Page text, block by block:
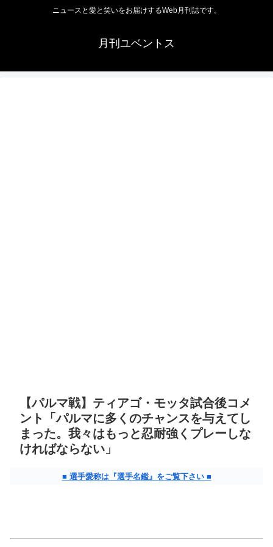
ニュースと愛と笑いをお届けするWeb月刊誌です。
月刊ユベントス
【パルマ戦】ティアゴ・モッタ試合後コメ
ント「パルマに多くのチャンスを与えてし
まった。我々はもっと忍耐強くプレーしな
ければならない」
■ 選手愛称は『選手名鑑』をご覧下さい ■